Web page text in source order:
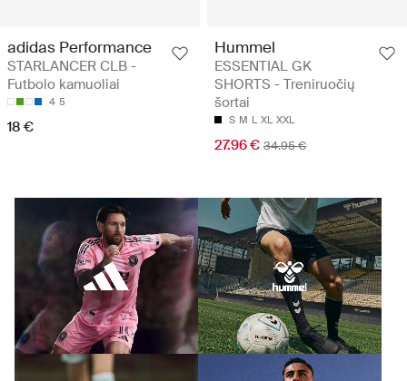
adidas Performance
STARLANCER CLB -
Futbolo kamuoliai
4 5
18 €
Hummel
ESSENTIAL GK
SHORTS - Treniruočių
šortai
S M L XL XXL
27.96 € 34.95 €